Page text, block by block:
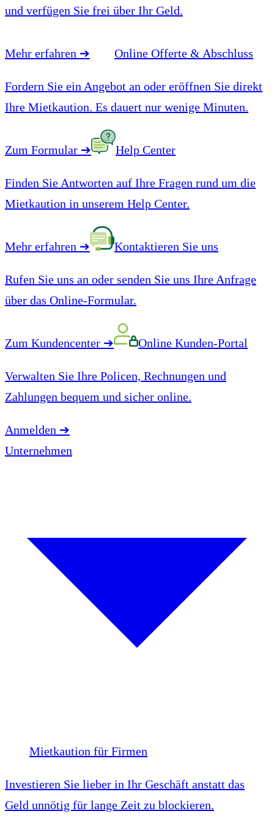
und verfügen Sie frei über Ihr Geld.
Mehr erfahren ➔ Online Offerte & Abschluss
Fordern Sie ein Angebot an oder eröffnen Sie direkt
Ihre Mietkaution. Es dauert nur wenige Minuten.
Zum Formular ➔ Help Center
Finden Sie Antworten auf Ihre Fragen rund um die
Mietkaution in unserem Help Center.
Mehr erfahren ➔ Kontaktieren Sie uns
Rufen Sie uns an oder senden Sie uns Ihre Anfrage
über das Online-Formular.
Zum Kundencenter ➔ Online Kunden-Portal
Verwalten Sie Ihre Policen, Rechnungen und
Zahlungen bequem und sicher online.
Anmelden ➔
Unternehmen
Mietkaution für Firmen
Investieren Sie lieber in Ihr Geschäft anstatt das
Geld unnötig für lange Zeit zu blockieren.